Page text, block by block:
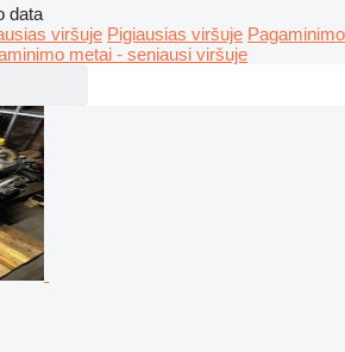
data
viršuje Pigiausias viršuje Pagaminimo
metai - seniausi viršuje